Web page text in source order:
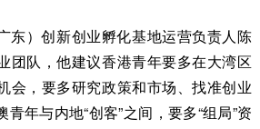
）创新创业孵化基地运营负责人陈
团队，他建议香港青年要多在大湾区
会，要多研究政策和市场、找准创业
年与内地“创客”之间，要多“组局”资